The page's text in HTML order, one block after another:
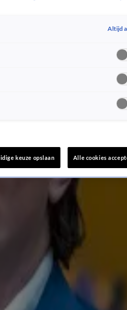
Altijd
keuze opslaan Alle cookies